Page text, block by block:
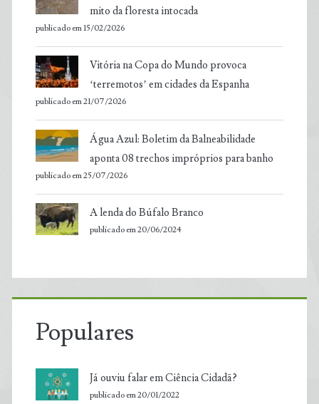
mito da floresta intocada
publicado em 15/02/2026
Vitória na Copa do Mundo provoca
‘terremotos’ em cidades da Espanha
publicado em 21/07/2026
Água Azul: Boletim da Balneabilidade
aponta 08 trechos impróprios para banho
publicado em 25/07/2026
A lenda do Búfalo Branco
publicado em 20/06/2024
Populares
Já ouviu falar em Ciência Cidadã?
publicado em 20/01/2022